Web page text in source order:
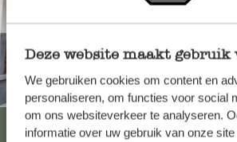
Deze website maakt gebruik
We gebruiken cookies om content en
personaliseren, om functies voor social
om ons websiteverkeer te analyseren.
informatie over uw gebruik van onze
Immer in der Nähe
Alle 62 Geschäfte anzeigen